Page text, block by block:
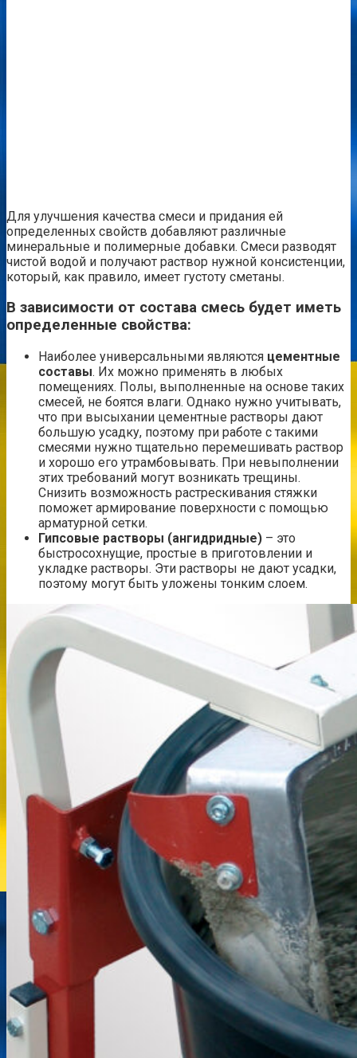
Для улучшения качества смеси и придания ей
определенных свойств добавляют различные
минеральные и полимерные добавки. Смеси разводят
чистой водой и получают раствор нужной консистенции,
который, как правило, имеет густоту сметаны.
В зависимости от состава смесь будет иметь
определенные свойства:
Наиболее универсальными являются цементные
составы. Их можно применять в любых
помещениях. Полы, выполненные на основе таких
смесей, не боятся влаги. Однако нужно учитывать,
что при высыхании цементные растворы дают
большую усадку, поэтому при работе с такими
смесями нужно тщательно перемешивать раствор
и хорошо его утрамбовывать. При невыполнении
этих требований могут возникать трещины.
Снизить возможность растрескивания стяжки
поможет армирование поверхности с помощью
арматурной сетки.
Гипсовые растворы (ангидридные) – это
быстросохнущие, простые в приготовлении и
укладке растворы. Эти растворы не дают усадки,
поэтому могут быть уложены тонким слоем.